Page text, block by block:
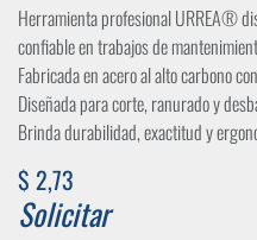
Herramienta profesional URREA®
confiable en trabajos de
Fabricada en acero al alto carbono
Diseñada para corte, ranurado y
Brinda durabilidad, exactitud y
$ 2,73
Solicitar